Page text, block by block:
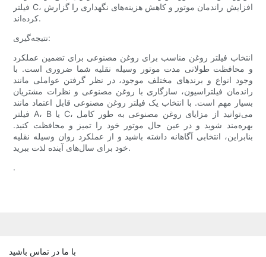
فیلتر C، افزایش راندمان موتور و کاهش هزینه‌های نگهداری را گزارش
کرده‌اند.
نتیجه‌گیری:
انتخاب فیلتر روغن مناسب برای روغن مصنوعی برای تضمین عملکرد
و محافظت طولانی مدت موتور وسیله نقلیه شما ضروری است. با
وجود انواع و برندهای مختلف موجود، در نظر گرفتن عواملی مانند
راندمان فیلتراسیون، سازگاری با روغن مصنوعی و نظرات مشتریان
بسیار مهم است. با انتخاب یک فیلتر روغن مصنوعی قابل اعتماد مانند
فیلتر A، B یا C، می‌توانید از مزایای روغن مصنوعی به طور کامل
بهره‌مند شوید و در عین حال موتور خود را تمیز و محافظت کنید.
بنابراین، انتخابی آگاهانه داشته باشید و از عملکرد روان وسیله نقلیه
خود برای سال‌های آینده لذت ببرید.
.
با ما در تماس باشید